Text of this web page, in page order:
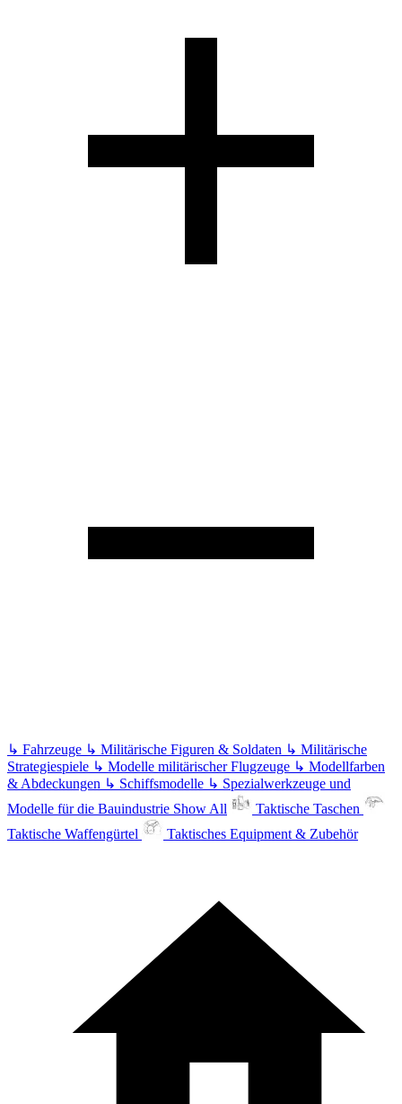
↳ Fahrzeuge ↳ Militärische Figuren & Soldaten ↳ Militärische
Strategiespiele ↳ Modelle militärischer Flugzeuge ↳ Modellfarben
& Abdeckungen ↳ Schiffsmodelle ↳ Spezialwerkzeuge und
Modelle für die Bauindustrie Show All
Taktische Taschen
Taktische Waffengürtel
Taktisches Equipment & Zubehör